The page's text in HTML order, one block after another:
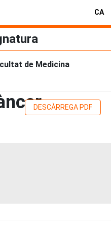
CA
de Medicina
DESCÀRREGA PDF